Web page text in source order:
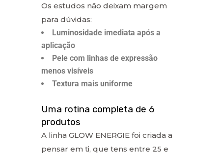
Os estudos não deixam margem
para dúvidas:
Luminosidade imediata após a
aplicação
Pele com linhas de expressão
menos visíveis
Textura mais uniforme
Uma rotina completa de 6
produtos
A linha GLOW ENERGIE foi criada a
pensar em ti, que tens entre 25 e